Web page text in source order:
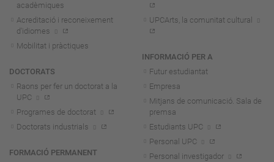
acadèmiques
Acreditació i reconeixement
d'idiomes
Mobilitat i pràctiques
DOCTORATS
Raons per fer un doctorat a la
UPC
Programes de doctorat
Doctorats industrials
FORMACIÓ PERMANENT
UPCArts, la comunitat cultural
INFORMACIÓ PER A
Futur estudiantat
Empresa
Mitjans de comunicació. Sala de
premsa
Estudiants UPC
Personal UPC
Personal investigador